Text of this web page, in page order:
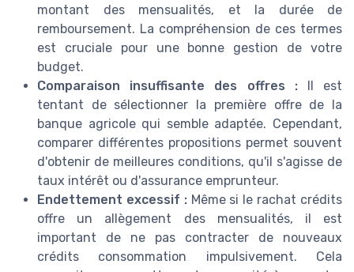
montant des mensualités, et la durée de
remboursement. La compréhension de ces termes
est cruciale pour une bonne gestion de votre
budget.
Comparaison insuffisante des offres :Il est
tentant de sélectionner la première offre de la
banque agricole qui semble adaptée. Cependant,
comparer différentes propositions permet souvent
d'obtenir de meilleures conditions, qu'il s'agisse de
taux intérêt ou d'assurance emprunteur.
Endettement excessif :Même si le rachat crédits
offre un allègement des mensualités, il est
important de ne pas contracter de nouveaux
crédits consommation impulsivement. Cela